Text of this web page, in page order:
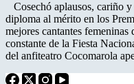
Cosechó aplausos, cariño
diploma al mérito en los
mejores cantantes
constante de la Fiesta
del anfiteatro Cocomarola